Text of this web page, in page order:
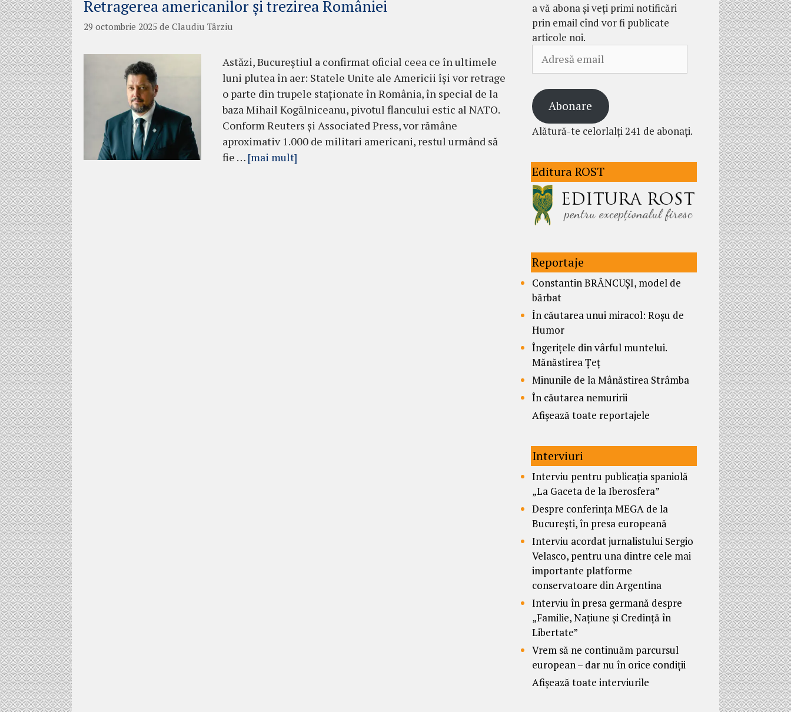
Retragerea americanilor și trezirea României
29 octombrie 2025 de Claudiu Târziu
Astăzi, Bucureștiul a confirmat oficial ceea ce în ultimele
luni plutea în aer: Statele Unite ale Americii își vor retrage
o parte din trupele staționate în România, în special de la
baza Mihail Kogălniceanu, pivotul flancului estic al NATO.
Conform Reuters și Associated Press, vor rămâne
aproximativ 1.000 de militari americani, restul urmând să
fie … [mai mult]
a vă abona și veți primi notificări
prin email cînd vor fi publicate
articole noi.
email
Abonare
Alătură-te celorlalți 241 de abonați.
Editura ROST
Reportaje
Constantin BRÂNCUȘI, model de
bărbat
În căutarea unui miracol: Roșu de
Humor
Îngerițele din vârful muntelui.
Mănăstirea Țeț
Minunile de la Mânăstirea Strâmba
În căutarea nemuririi
Afișează toate reportajele
Interviuri
Interviu pentru publicația spaniolă
„La Gaceta de la Iberosfera”
Despre conferința MEGA de la
București, în presa europeană
Interviu acordat jurnalistului Sergio
Velasco, pentru una dintre cele mai
importante platforme
conservatoare din Argentina
Interviu în presa germană despre
„Familie, Națiune și Credință în
Libertate”
Vrem să ne continuăm parcursul
european – dar nu în orice condiții
Afișează toate interviurile